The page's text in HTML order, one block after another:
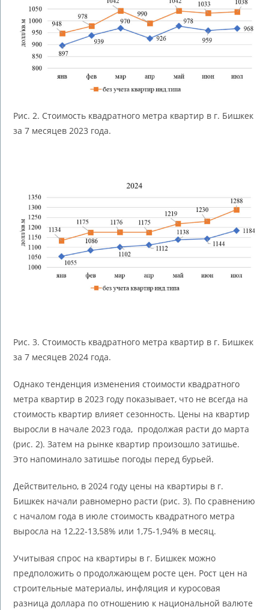
Рис. 2. Стоимость квадратного метра квартир в г. Бишкек
за 7 месяцев 2023 года.
Рис. 3. Стоимость квадратного метра квартир в г. Бишкек
за 7 месяцев 2024 года.
Однако тенденция изменения стоимости квадратного
метра квартир в 2023 году показывает, что не всегда на
стоимость квартир влияет сезонность. Цены на квартир
выросли в начале 2023 года, продолжая расти до марта
(рис. 2). Затем на рынке квартир произошло затишье.
Это напоминало затишье погоды перед бурьей.
Действительно, в 2024 году цены на квартиры в г.
Бишкек начали равномерно расти (рис. 3). По сравнению
с началом года в июле стоимость квадратного метра
выросла на 12,22-13,58% или 1,75-1,94% в месяц.
Учитывая спрос на квартиры в г. Бишкек можно
предположить о продолжающем росте цен. Рост цен на
строительные материалы, инфляция и куросовая
разница доллара по отношению к национальной валюте